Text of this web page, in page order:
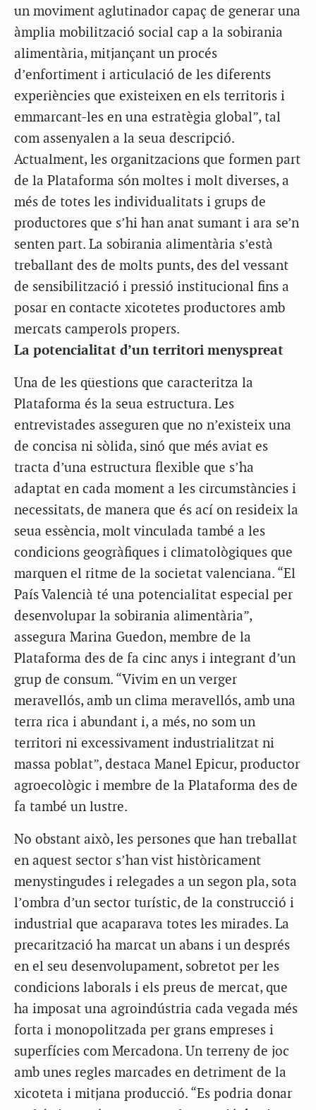
un moviment aglutinador capaç de generar una
àmplia mobilització social cap a la sobirania
alimentària, mitjançant un procés
d’enfortiment i articulació de les diferents
experiències que existeixen en els territoris i
emmarcant-les en una estratègia global”, tal
com assenyalen a la seua descripció.
Actualment, les organitzacions que formen part
de la Plataforma són moltes i molt diverses, a
més de totes les individualitats i grups de
productores que s’hi han anat sumant i ara se’n
senten part. La sobirania alimentària s’està
treballant des de molts punts, des del vessant
de sensibilització i pressió institucional fins a
posar en contacte xicotetes productores amb
mercats camperols propers.
La potencialitat d’un territori menyspreat
Una de les qüestions que caracteritza la
Plataforma és la seua estructura. Les
entrevistades asseguren que no n’existeix una
de concisa ni sòlida, sinó que més aviat es
tracta d’una estructura flexible que s’ha
adaptat en cada moment a les circumstàncies i
necessitats, de manera que és ací on resideix la
seua essència, molt vinculada també a les
condicions geogràfiques i climatològiques que
marquen el ritme de la societat valenciana. “El
País Valencià té una potencialitat especial per
desenvolupar la sobirania alimentària”,
assegura Marina Guedon, membre de la
Plataforma des de fa cinc anys i integrant d’un
grup de consum. “Vivim en un verger
meravellós, amb un clima meravellós, amb una
terra rica i abundant i, a més, no som un
territori ni excessivament industrialitzat ni
massa poblat”, destaca Manel Epicur, productor
agroecològic i membre de la Plataforma des de
fa també un lustre.
No obstant això, les persones que han treballat
en aquest sector s’han vist històricament
menystingudes i relegades a un segon pla, sota
l’ombra d’un sector turístic, de la construcció i
industrial que acaparava totes les mirades. La
precarització ha marcat un abans i un després
en el seu desenvolupament, sobretot per les
condicions laborals i els preus de mercat, que
ha imposat una agroindústria cada vegada més
forta i monopolitzada per grans empreses i
superfícies com Mercadona. Un terreny de joc
amb unes regles marcades en detriment de la
xicoteta i mitjana producció. “Es podria donar